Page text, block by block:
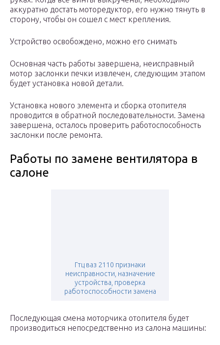
аккуратно достать моторедуктор, его нужно тянуть в
сторону, чтобы он сошел с мест крепления.
Устройство освобождено, можно его снимать
Основная часть работы завершена, неисправный
мотор заслонки печки извлечен, следующим этапом
будет установка новой детали.
Установка нового элемента и сборка отопителя
проводится в обратной последовательности. Замена
завершена, осталось проверить работоспособность
заслонки после ремонта.
Работы по замене вентилятора в
салоне
Гтц ваз 2110 признаки
неисправности, назначение
устройства, проверка
работоспособности замена
Последующая смена моторчика отопителя будет
производиться непосредственно из салона машины: